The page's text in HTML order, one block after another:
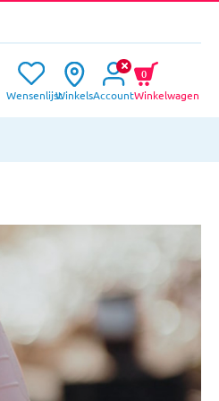
WensenlijstWinkelsAccountWinkelwagen
0